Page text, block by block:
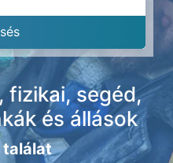
fizikai, segéd,
és állások
találat